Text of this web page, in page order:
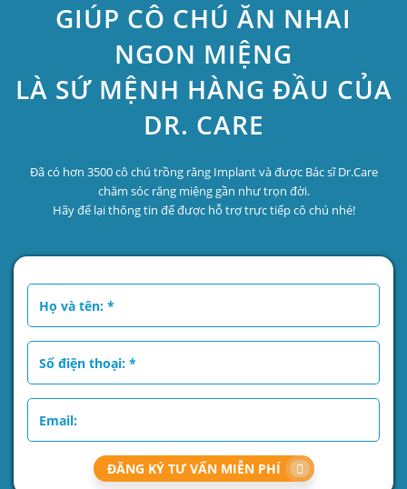
GIÚP CÔ CHÚ ĂN NHAI
NGON MIỆNG
LÀ SỨ MỆNH HÀNG ĐẦU CỦA
DR. CARE
Đã có hơn 3500 cô chú trồng răng Implant và được Bác sĩ Dr.Care
chăm sóc răng miệng gần như trọn đời.
Hãy để lại thông tin để được hỗ trợ trực tiếp cô chú nhé!
ĐĂNG KÝ TƯ VẤN MIỄN PHÍ